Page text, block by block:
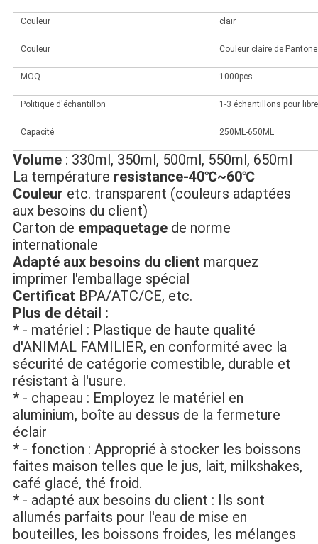
Couleur clair
Couleur Couleur claire de
MOQ 1000pcs
Politique d'échantillon 1-3 échantillons pour
Capacité 250ML-650ML
Volume : 330ml, 350ml, 500ml, 550ml, 650ml
La température resistance-40℃~60℃
Couleur etc. transparent (couleurs adaptées
aux besoins du client)
Carton de empaquetage de norme
internationale
Adapté aux besoins du client marquez
imprimer l'emballage spécial
Certificat BPA/ATC/CE, etc.
Plus de détail :
* - matériel : Plastique de haute qualité
d'ANIMAL FAMILIER, en conformité avec la
sécurité de catégorie comestible, durable et
résistant à l'usure.
* - chapeau : Employez le matériel en
aluminium, boîte au dessus de la fermeture
éclair
* - fonction : Approprié à stocker les boissons
faites maison telles que le jus, lait, milkshakes,
café glacé, thé froid.
* - adapté aux besoins du client : Ils sont
allumés parfaits pour l'eau de mise en
bouteilles, les boissons froides, les mélanges